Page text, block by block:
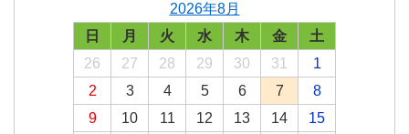
2026年8月
日
月 火 水 木 金
土
26
27 28 29 30 31
1
2
3 4 5 6 7
8
9
10 11 12 13 14
15